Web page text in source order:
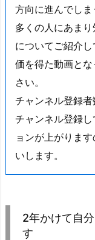
方向に進んでしま
多くの人にあま
についてご紹介
価を得た動画と
さい。
チャンネル登録者
チャンネル登録
ョンが上がりま
いします。
2年かけて自
す